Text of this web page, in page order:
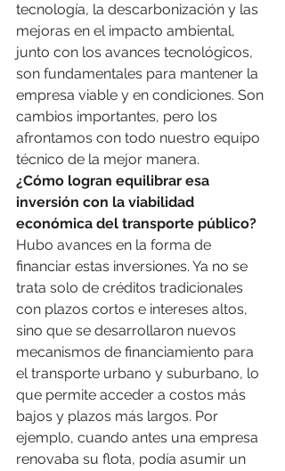
tecnología, la descarbonización y las
mejoras en el impacto ambiental,
junto con los avances tecnológicos,
son fundamentales para mantener la
empresa viable y en condiciones. Son
cambios importantes, pero los
afrontamos con todo nuestro equipo
técnico de la mejor manera.
¿Cómo logran equilibrar esa
inversión con la viabilidad
económica del transporte público?
Hubo avances en la forma de
financiar estas inversiones. Ya no se
trata solo de créditos tradicionales
con plazos cortos e intereses altos,
sino que se desarrollaron nuevos
mecanismos de financiamiento para
el transporte urbano y suburbano, lo
que permite acceder a costos más
bajos y plazos más largos. Por
ejemplo, cuando antes una empresa
renovaba su flota, podía asumir un